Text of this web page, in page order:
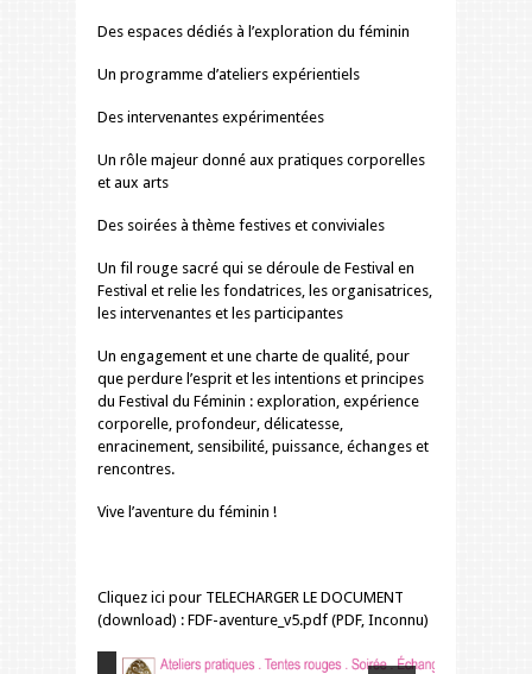
Des espaces dédiés à l’exploration du féminin
Un programme d’ateliers expérientiels
Des intervenantes expérimentées
Un rôle majeur donné aux pratiques corporelles
et aux arts
Des soirées à thème festives et conviviales
Un fil rouge sacré qui se déroule de Festival en
Festival et relie les fondatrices, les organisatrices,
les intervenantes et les participantes
Un engagement et une charte de qualité, pour
que perdure l’esprit et les intentions et principes
du Festival du Féminin : exploration, expérience
corporelle, profondeur, délicatesse,
enracinement, sensibilité, puissance, échanges et
rencontres.
Vive l’aventure du féminin !
Cliquez ici pour TELECHARGER LE DOCUMENT
(download) : FDF-aventure_v5.pdf (PDF, Inconnu)